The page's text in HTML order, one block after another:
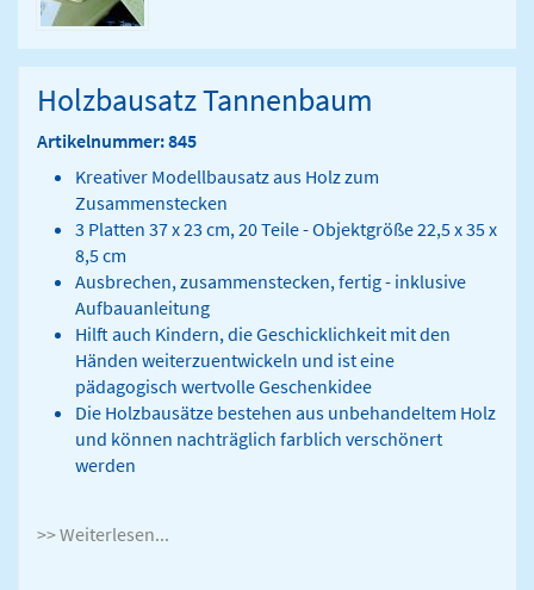
Holzbausatz Tannenbaum
Artikelnummer: 845
Kreativer Modellbausatz aus Holz zum
Zusammenstecken
3 Platten 37 x 23 cm, 20 Teile - Objektgröße 22,5 x 35 x
8,5 cm
Ausbrechen, zusammenstecken, fertig - inklusive
Aufbauanleitung
Hilft auch Kindern, die Geschicklichkeit mit den
Händen weiterzuentwickeln und ist eine
pädagogisch wertvolle Geschenkidee
Die Holzbausätze bestehen aus unbehandeltem Holz
und können nachträglich farblich verschönert
werden
>> Weiterlesen...